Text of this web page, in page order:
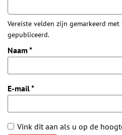
Vereiste velden zijn gemarkeerd
gepubliceerd.
Naam *
E-mail*
Vink dit aan als u op de